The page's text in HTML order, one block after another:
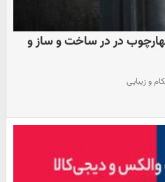
در در ساخت و ساز و
و زیبایی